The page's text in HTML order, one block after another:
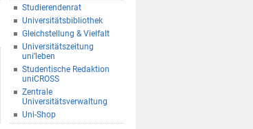
Studierendenrat
Universitätsbibliothek
Gleichstellung & Vielfalt
Universitätszeitung
uni’leben
Studentische Redaktion
uniCROSS
Zentrale
Universitätsverwaltung
Uni-Shop